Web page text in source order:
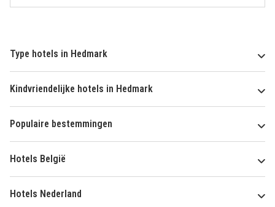
Type hotels in Hedmark
Kindvriendelijke hotels in Hedmark
Populaire bestemmingen
Hotels België
Hotels Nederland